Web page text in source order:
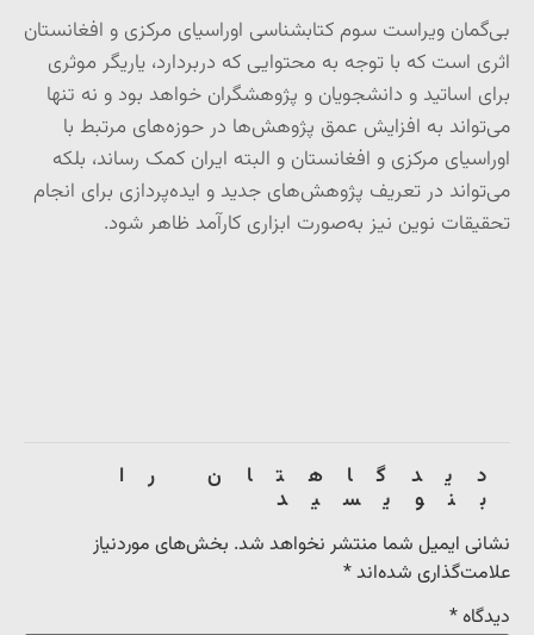
بی‌گمان ویراست سوم کتابشناسی اوراسیای مرکزی و افغانستان
اثری است که با توجه به محتوایی که دربردارد، یاریگر موثری
برای اساتید و دانشجویان و پژوهشگران خواهد بود و نه تنها
می‌تواند به افزایش عمق پژوهش‌ها در حوزه‌های مرتبط با
اوراسیای مرکزی و افغانستان و البته ایران کمک رساند، بلکه
می‌تواند در تعریف پژوهش‌های جدید و ایده‌پردازی برای انجام
تحقیقات نوین نیز به‌صورت ابزاری کارآمد ظاهر شود.
دیدگاهتان را
بنویسید
نشانی ایمیل شما منتشر نخواهد شد. بخش‌های موردنیاز
علامت‌گذاری شده‌اند*
دیدگاه*